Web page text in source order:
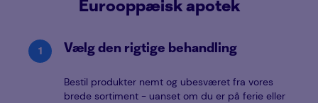
Eurooppæisk apotek
Vælg den rigtige behandling
Bestil produkter nemt og ubesværet fra vores
brede sortiment - uanset om du er på ferie eller